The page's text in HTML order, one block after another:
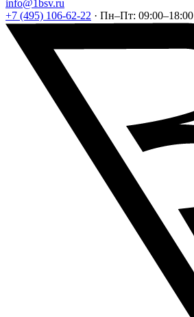
info@1bsv.ru
+7 (495) 106-62-22 · Пн–Пт: 09:00–18:00